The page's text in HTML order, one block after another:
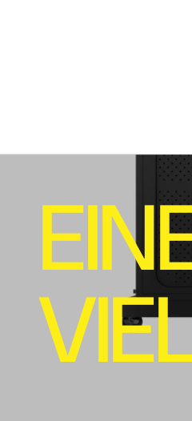
EIN
VIE